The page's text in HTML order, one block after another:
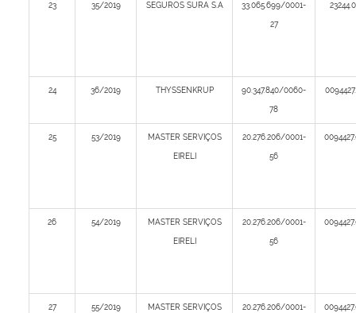
23 35/2019 SEGUROS SURA S.A 33.065.699/0001-
27
24 36/2019 THYSSENKRUP 90.347.840/0060-
78
25 53/2019 MASTER SERVIÇOS
EIRELI
20.276.206/0001-
56
26 54/2019 MASTER SERVIÇOS
EIRELI
20.276.206/0001-
56
27 55/2019 MASTER SERVIÇOS 20.276.206/0001-